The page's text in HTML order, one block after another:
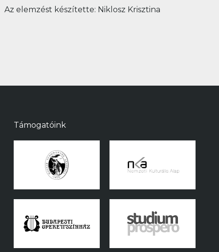
Az elemzést készítette: Niklosz Krisztina
Támogatóink